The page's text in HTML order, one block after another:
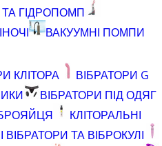
ГІДРОПОМП
ВАКУУМНІ ПОМПИ
КЛІТОРА
ВІБРАТОРИ G
ВІБРАТОРИ ПІД ОДЯГ
КЛІТОРАЛЬНІ
ВІБРАТОРИ ТА ВІБРОКУЛІ